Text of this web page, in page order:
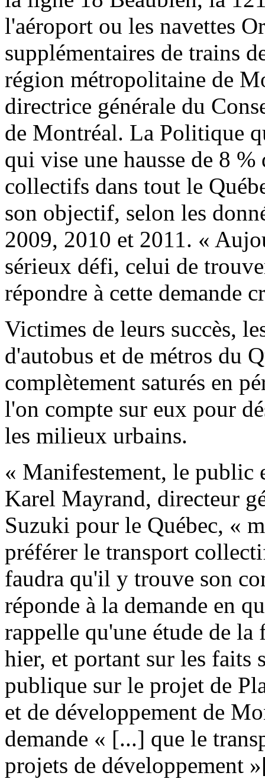
l'aéroport ou les navettes
supplémentaires de trains
région métropolitaine de
directrice générale du
de Montréal. La Politique
qui vise une hausse de 8
collectifs dans tout le
son objectif, selon les
2009, 2010 et 2011. «
sérieux défi, celui de
répondre à cette demande
Victimes de leurs succès,
d'autobus et de métros du
complètement saturés en
l'on compte sur eux pour
les milieux urbains.
« Manifestement, le public
Karel Mayrand, directeur
Suzuki pour le Québec, «
préférer le transport
faudra qu'il y trouve son
réponde à la demande en
rappelle qu'une étude de
hier, et portant sur les faits
publique sur le projet de
et de développement de
demande « [...] que le
projets de développement